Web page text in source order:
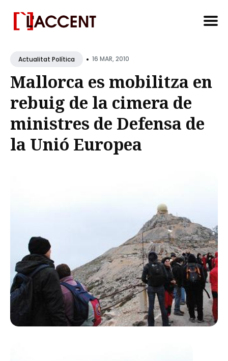
forActualitat Política • 16 MAR, 2010
Mallorca es mobilitza en
rebuig de la cimera de
ministres de Defensa de
la Unió Europea